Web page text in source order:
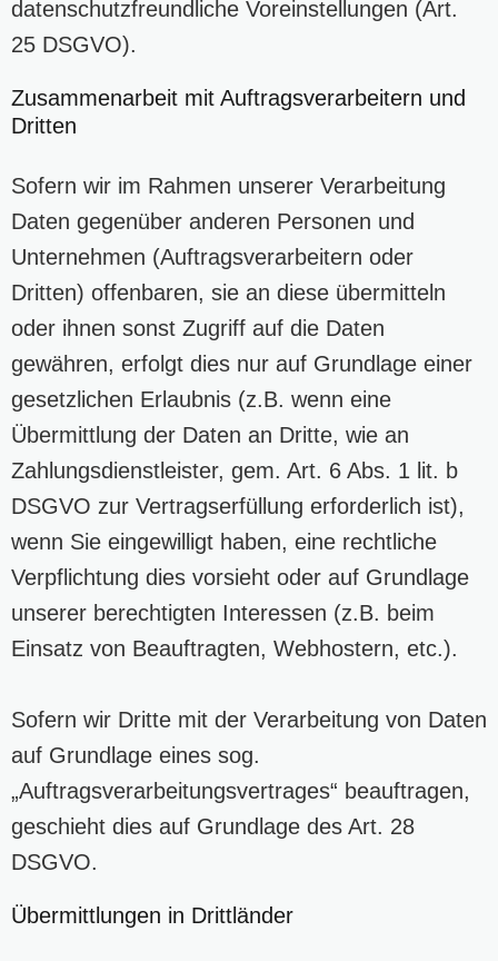
datenschutzfreundliche Voreinstellungen (Art.
25 DSGVO).
Zusammenarbeit mit Auftragsverarbeitern und
Dritten
Sofern wir im Rahmen unserer Verarbeitung
Daten gegenüber anderen Personen und
Unternehmen (Auftragsverarbeitern oder
Dritten) offenbaren, sie an diese übermitteln
oder ihnen sonst Zugriff auf die Daten
gewähren, erfolgt dies nur auf Grundlage einer
gesetzlichen Erlaubnis (z.B. wenn eine
Übermittlung der Daten an Dritte, wie an
Zahlungsdienstleister, gem. Art. 6 Abs. 1 lit. b
DSGVO zur Vertragserfüllung erforderlich ist),
wenn Sie eingewilligt haben, eine rechtliche
Verpflichtung dies vorsieht oder auf Grundlage
unserer berechtigten Interessen (z.B. beim
Einsatz von Beauftragten, Webhostern, etc.).
Sofern wir Dritte mit der Verarbeitung von Daten
auf Grundlage eines sog.
„Auftragsverarbeitungsvertrages“ beauftragen,
geschieht dies auf Grundlage des Art. 28
DSGVO.
Übermittlungen in Drittländer